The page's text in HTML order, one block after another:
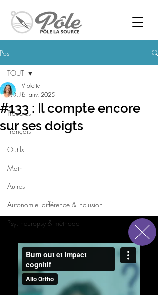
Post
TOUT
Troubles
Français
Outils
Math
Autres
Autonomie, différence & inclusion
Psy, neuropsy & méthodo
TOUT
#133 : Il compte encore
sur ses doigts
Violette
6 janv. 2025